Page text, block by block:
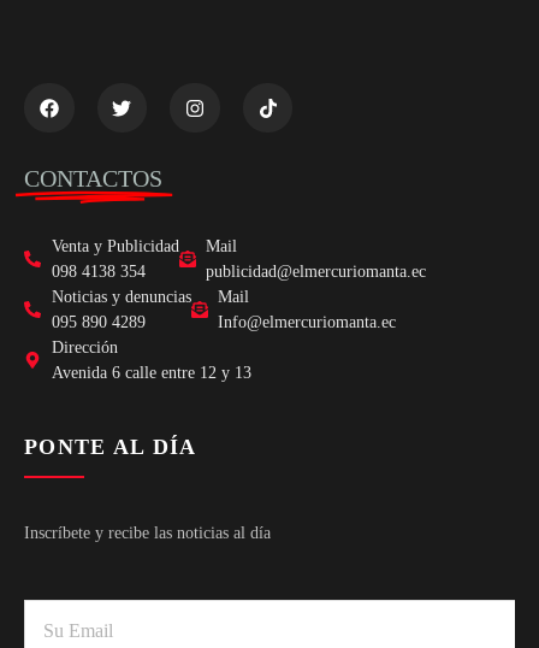
CONTACTOS
Venta y Publicidad
098 4138 354
Mail
publicidad@elmercuriomanta.ec
Noticias y denuncias
095 890 4289
Mail
Info@elmercuriomanta.ec
Dirección
Avenida 6 calle entre 12 y 13
PONTE AL DÍA
Inscríbete y recibe las noticias al día